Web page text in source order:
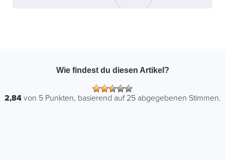
Wie findest du diesen Artikel?
2,84von 5Punkten, basierend auf 25abgegebenen Stimmen.